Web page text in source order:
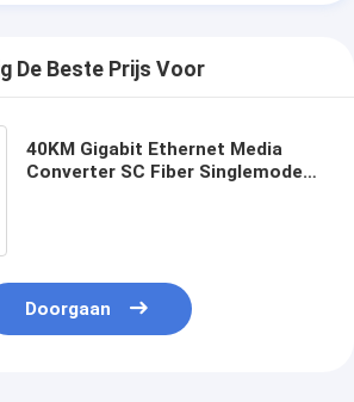
De Beste Prijs Voor
40KM Gigabit Ethernet Media
Converter SC Fiber Singlemode
Doorgaan